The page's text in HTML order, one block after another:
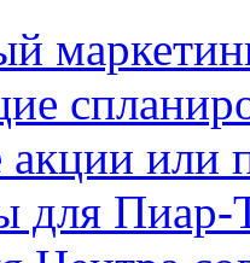
акции или
для